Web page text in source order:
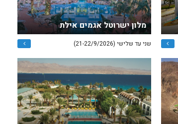
מלון ישרוטל אגמים אילת
שני עד שלישי (21-22/9/2026)